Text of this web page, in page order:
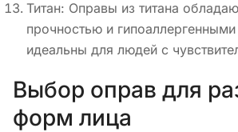
Титан: Оправы из титана
прочностью и
идеальны для людей с
Выбор оправ для
форм лица